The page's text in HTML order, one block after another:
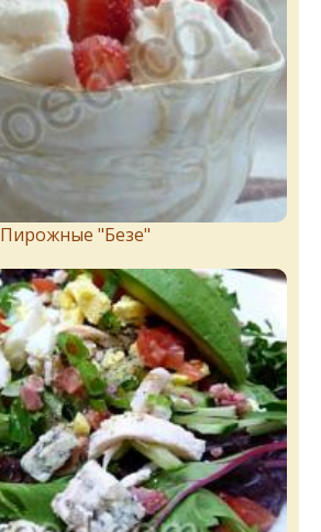
Пирожныe "Бeзe"